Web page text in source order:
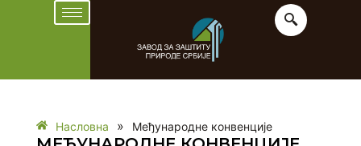
Насловна » Међународне конвенције